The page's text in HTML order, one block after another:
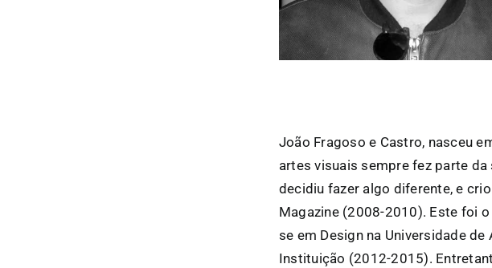
João Fragoso e Castro, nasceu
artes visuais sempre fez parte
decidiu fazer algo diferente, e
Magazine (2008-2010). Este foi
se em Design na Universidade
Instituição (2012-2015).